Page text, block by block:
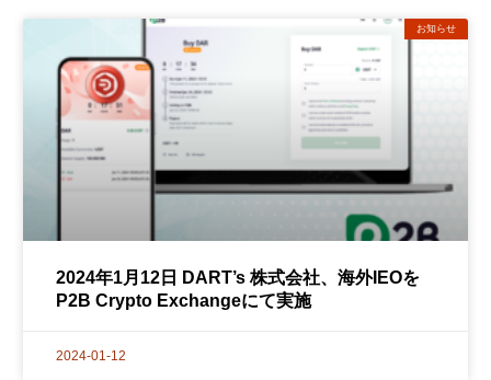
お知らせ
2024年1月12日 DART’s 株式会社、海外IEOを
P2B Crypto Exchangeにて実施
2024-01-12